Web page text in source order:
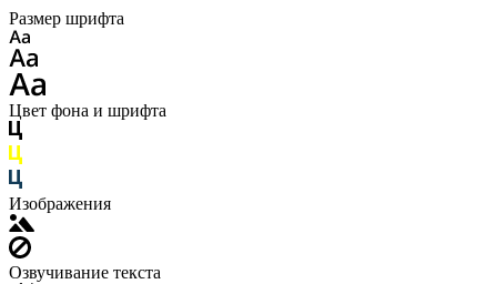
Размер шрифта
Цвет фона и шрифта
Изображения
Озвучивание текста